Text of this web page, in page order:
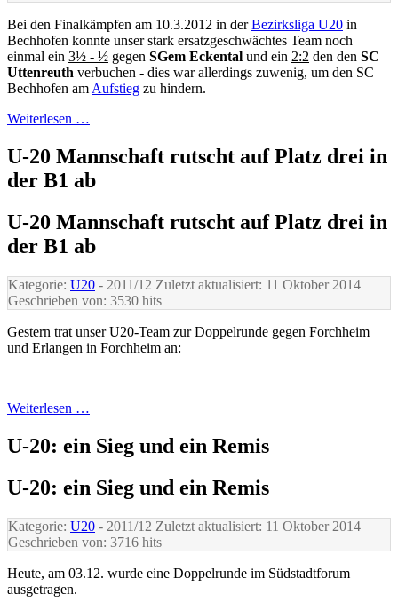
Bei den Finalkämpfen am 10.3.2012 in derBezirksliga U20 in
Bechhofen konnte unser stark ersatzgeschwächtes Team noch
einmal ein 3½ - ½ gegen SGem Eckental und ein 2:2 den den SC
Uttenreuth verbuchen - dies war allerdings zuwenig, um den SC
Bechhofen am Aufstieg zu hindern.
Weiterlesen …
U-20 Mannschaft rutscht auf Platz drei in
der B1 ab
U-20 Mannschaft rutscht auf Platz drei in
der B1 ab
Kategorie: U20 - 2011/12 Zuletzt aktualisiert: 11 Oktober 2014
Geschrieben von: 3530 hits
Gestern trat unser U20-Team zur Doppelrunde gegen Forchheim
und Erlangen in Forchheim an:
Weiterlesen …
U-20: ein Sieg und ein Remis
U-20: ein Sieg und ein Remis
Kategorie: U20 - 2011/12 Zuletzt aktualisiert: 11 Oktober 2014
Geschrieben von: 3716 hits
Heute, am 03.12. wurde eine Doppelrunde im Südstadtforum
ausgetragen.